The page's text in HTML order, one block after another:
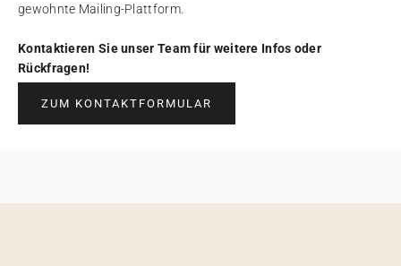
gewohnte Mailing-Plattform.
Kontaktieren Sie unser Team für weitere Infos oder
Rückfragen!
ZUM KONTAKTFORMULAR